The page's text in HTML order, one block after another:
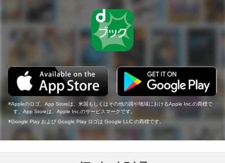
Appleのロゴ、App Storeは、米国もしくはその他の国や地域におけるApple Inc.の商標で
す。App Storeは、Apple Inc.のサービスマークです。
Google Play および Google Play ロゴは Google LLC の商標です。